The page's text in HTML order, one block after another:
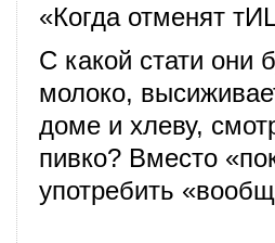
«Когда отменят
С какой стати они
молоко,
доме и хлеву,
пивко? Вместо
употребить